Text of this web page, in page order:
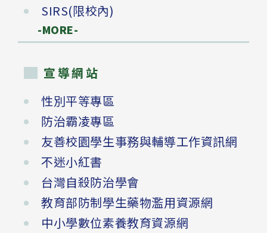
SIRS(限校內)
-MORE-
宣導網站
性別平等專區
防治霸凌專區
友善校園學生事務與輔導工作資訊網
不迷小紅書
台灣自殺防治學會
教育部防制學生藥物濫用資源網
中小學數位素養教育資源網